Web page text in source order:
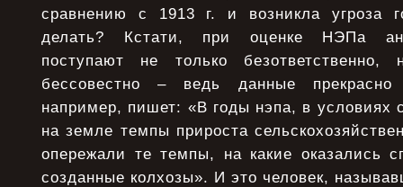
сравнению с 1913 г. и возникла угроза
делать? Кстати, при оценке НЭПа
поступают не только безответственно,
бессовестно – ведь данные
например, пишет: «В годы нэпа, в условиях
на земле темпы прироста
опережали те темпы, на какие оказались
созданные колхозы». И это человек,